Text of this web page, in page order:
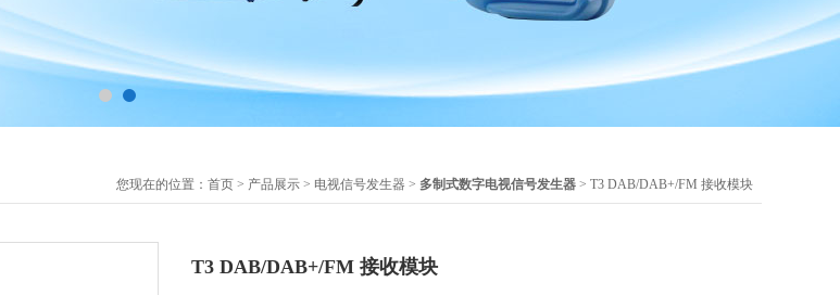
您现在的位置： 首页 > 产品展示 > 电视信号发生器 > 多制式数字电视信号发生器 > T3 DAB/DAB+/FM 接收模块
T3 DAB/DAB+/FM 接收模块